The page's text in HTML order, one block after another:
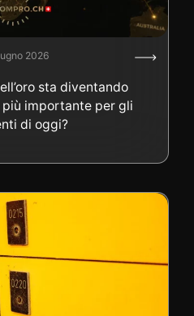
2026
sta diventando
importante per gli
di oggi?